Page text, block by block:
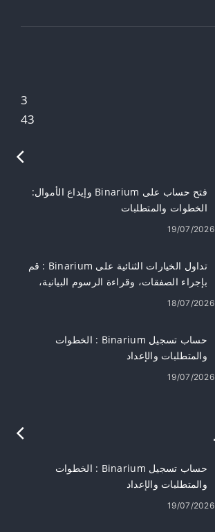
3
43
فتح حساب على Binarium وإيداع الأموال:
الخطوات والمتطلبات
19/07/2026
تداول الخيارات الثنائية على Binarium : قم
بإجراء الصفقات، وقراءة الرسوم البيانية،
وإدارة المخاطر
18/07/2026
حساب تسجيل Binarium : الخطوات
والمتطلبات والإعداد
19/07/2026
حساب تسجيل Binarium : الخطوات
والمتطلبات والإعداد
19/07/2026